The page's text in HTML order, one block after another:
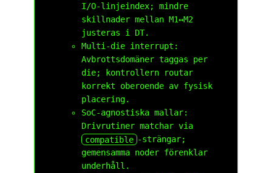
I/O-linjeindex; mindre
skillnader mellan M1↔M2
justeras i DT.
Multi-die interrupt:
Avbrottsdomäner taggas per
die; kontrollern routar
korrekt oberoende av fysisk
placering.
SoC-agnostiska mallar:
Drivrutiner matchar via
compatible -strängar;
gemensamma noder förenklar
underhåll.